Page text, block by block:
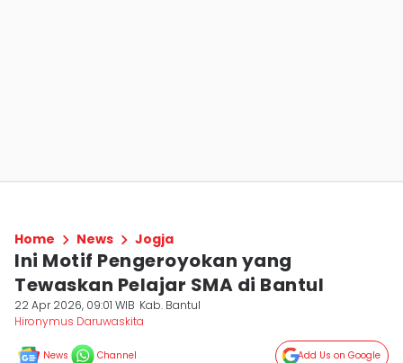
Home News Jogja
Ini Motif Pengeroyokan yang
Tewaskan Pelajar SMA di Bantul
22 Apr 2026, 09:01 WIB Kab. Bantul
Hironymus Daruwaskita
News Channel Add Us on Google